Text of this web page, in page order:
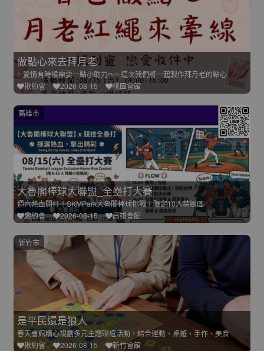
做點心來去拜月老
✨愛情有時候需要一點小助力～✨這次我們將一起製作拜月老的點心
揪約會
2026-08-15 桃園會館
大魯閣棒球大聯盟_全壘打大賽
週六熱血開打！SKMPark大魯閣棒球挑戰，限定10人精緻團
趣約會
2026-08-15 高雄會館
高雄市
是平民還是狼人
春天會館精心規劃多元主題聯誼活動，結合運動、桌遊、手作、美食
揪約會
2026-08-15 新竹會館
新竹市